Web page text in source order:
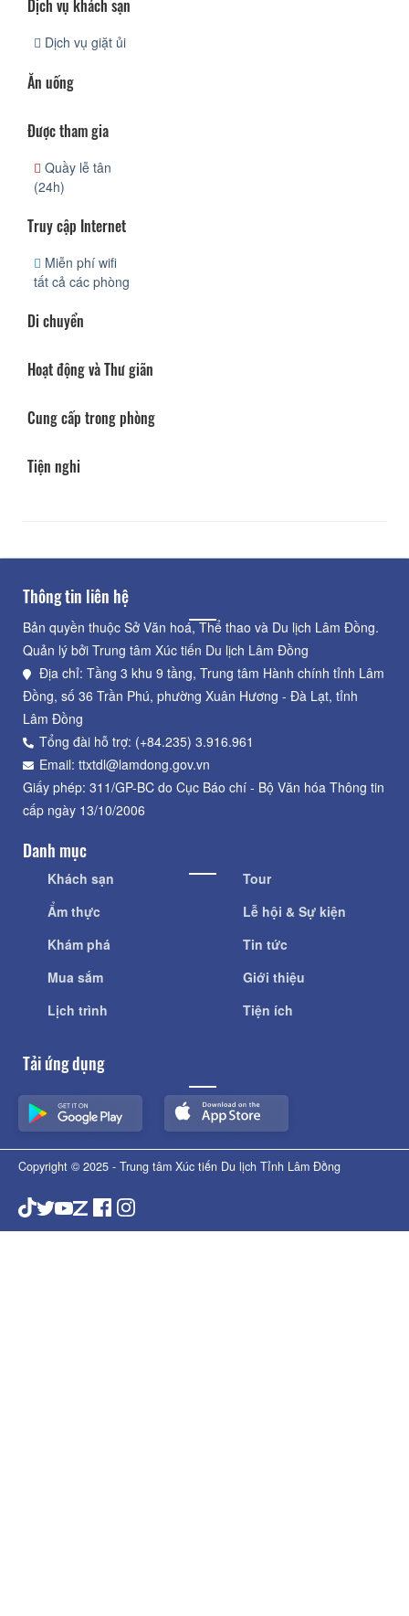
Dịch vụ khách sạn
Dịch vụ giặt ủi
Ăn uống
Được tham gia
Quầy lễ tân
(24h)
Truy cập Internet
Miễn phí wifi
tất cả các phòng
Di chuyển
Hoạt động và Thư giãn
Cung cấp trong phòng
Tiện nghi
Thông tin liên hệ
Bản quyền thuộc Sở Văn hoá, Thể thao và Du lịch Lâm Đồng.
Quản lý bởi Trung tâm Xúc tiến Du lịch Lâm Đồng
Địa chỉ: Tầng 3 khu 9 tầng, Trung tâm Hành chính tỉnh Lâm
Đồng, số 36 Trần Phú, phường Xuân Hương - Đà Lạt, tỉnh
Lâm Đồng
Tổng đài hỗ trợ: (+84.235) 3.916.961
Email: ttxtdl@lamdong.gov.vn
Giấy phép: 311/GP-BC do Cục Báo chí - Bộ Văn hóa Thông tin
cấp ngày 13/10/2006
Danh mục
Khách sạn
Ẩm thực
Khám phá
Mua sắm
Lịch trình
Tour
Lễ hội & Sự kiện
Tin tức
Giới thiệu
Tiện ích
Tải ứng dụng
Copyright © 2025 - Trung tâm Xúc tiến Du lịch Tỉnh Lâm Đồng